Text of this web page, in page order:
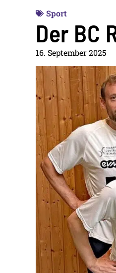
Sport
Der BC
16. September 2025